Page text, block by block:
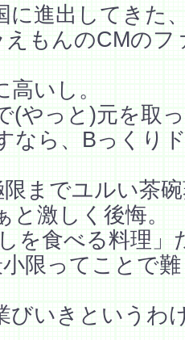
に進出してきた
えもんのCMのフ
いし。
(やっと)元を取
なら、Bっくり
までユルい茶
激しく後悔。
を食べる料理」
限ってことで
びいきというわ